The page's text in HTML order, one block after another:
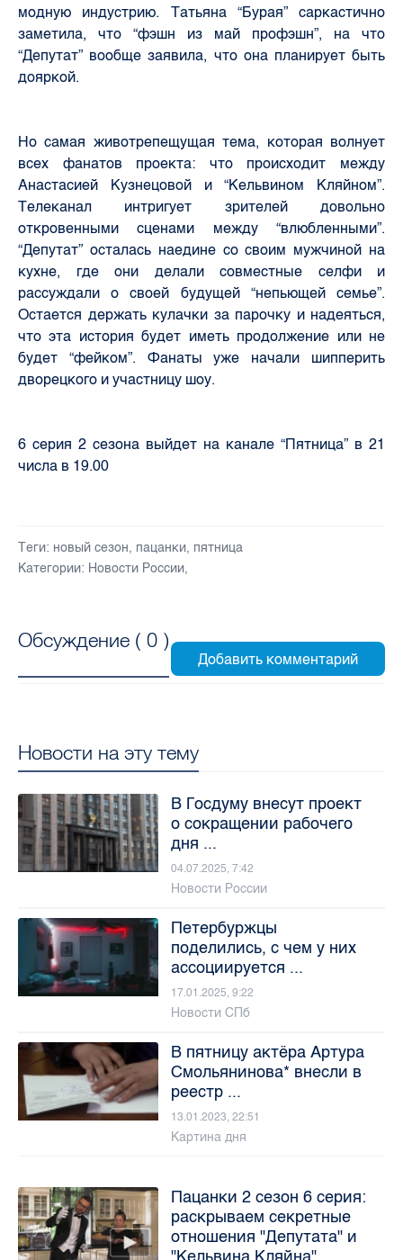
модную индустрию. Татьяна “Бурая” саркастично
заметила, что “фэшн из май профэшн”, на что
“Депутат” вообще заявила, что она планирует быть
дояркой.
Но самая животрепещущая тема, которая волнует
всех фанатов проекта: что происходит между
Анастасией Кузнецовой и “Кельвином Кляйном”.
Телеканал интригует зрителей довольно
откровенными сценами между “влюбленными”.
“Депутат” осталась наедине со своим мужчиной на
кухне, где они делали совместные селфи и
рассуждали о своей будущей “непьющей семье”.
Остается держать кулачки за парочку и надеяться,
что эта история будет иметь продолжение или не
будет “фейком”. Фанаты уже начали шипперить
дворецкого и участницу шоу.
6 серия 2 сезона выйдет на канале “Пятница” в 21
числа в 19.00
Теги: новый сезон, пацанки, пятница
Категории: Новости России,
Обсуждение ( 0 )
Новости на эту тему
В Госдуму внесут проект
о сокращении рабочего
дня ...
04.07.2025, 7:42
Новости России
Петербуржцы
поделились, с чем у них
ассоциируется ...
17.01.2025, 9:22
Новости СПб
В пятницу актёра Артура
Смольянинова* внесли в
реестр ...
13.01.2023, 22:51
Картина дня
Пацанки 2 сезон 6 серия:
раскрываем секретные
отношения "Депутата" и